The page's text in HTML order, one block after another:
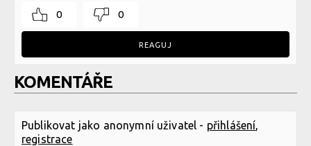
0 0
REAGUJ
KOMENTÁŘE
Publikovat jako anonymní uživatel - přihlášení
registrace